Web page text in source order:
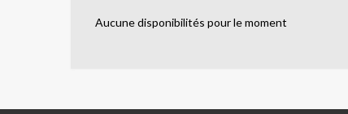
Aucune disponibilités pour le moment